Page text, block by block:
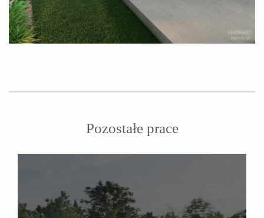
Pozostałe prace